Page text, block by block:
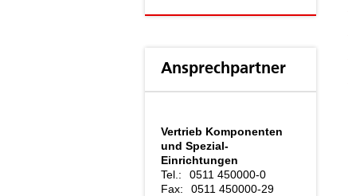
Ansprechpartner
Vertrieb Komponenten
und Spezial-
Einrichtungen
Tel.:
0511 450000-0
Fax:
0511 450000-29